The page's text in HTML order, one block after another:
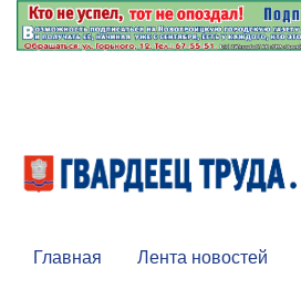
Главная Лента новостей